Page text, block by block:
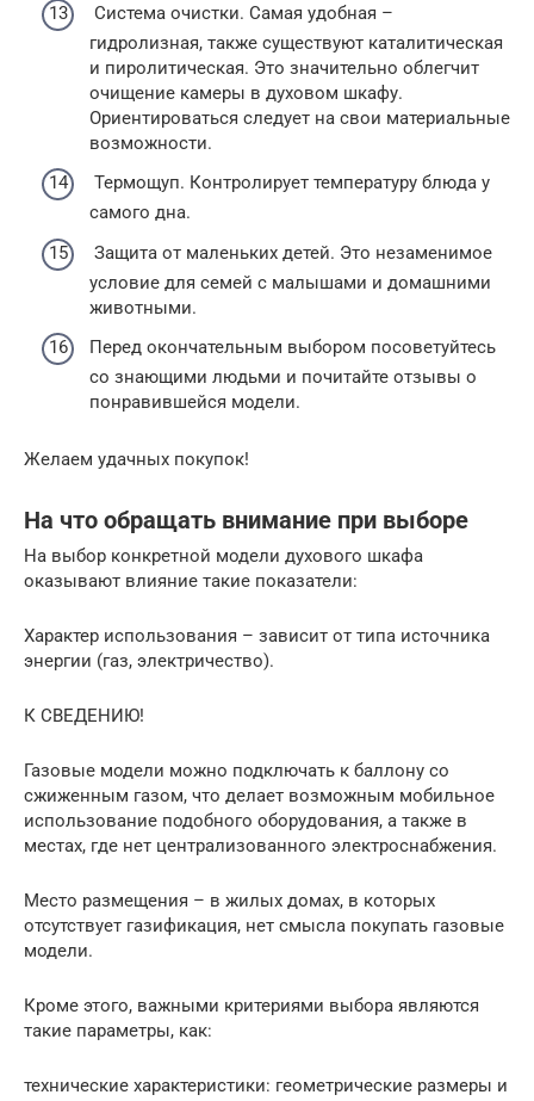
Система очистки. Самая удобная –
гидролизная, также существуют каталитическая
и пиролитическая. Это значительно облегчит
очищение камеры в духовом шкафу.
Ориентироваться следует на свои материальные
возможности.
Термощуп. Контролирует температуру блюда у
самого дна.
Защита от маленьких детей. Это незаменимое
условие для семей с малышами и домашними
животными.
Перед окончательным выбором посоветуйтесь
со знающими людьми и почитайте отзывы о
понравившейся модели.
Желаем удачных покупок!
На что обращать внимание при выборе
На выбор конкретной модели духового шкафа
оказывают влияние такие показатели:
Характер использования – зависит от типа источника
энергии (газ, электричество).
К СВЕДЕНИЮ!
Газовые модели можно подключать к баллону со
сжиженным газом, что делает возможным мобильное
использование подобного оборудования, а также в
местах, где нет централизованного электроснабжения.
Место размещения – в жилых домах, в которых
отсутствует газификация, нет смысла покупать газовые
модели.
Кроме этого, важными критериями выбора являются
такие параметры, как:
технические характеристики: геометрические размеры и